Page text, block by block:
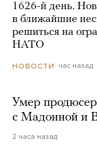
1626-й день.
в ближайшие
решиться на
НАТО
НОВОСТИ час назад
Умер
с Мадонной и
2 часа назад